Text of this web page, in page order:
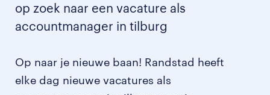
op zoek naar een vacature als
accountmanager in tilburg
Op naar je nieuwe baan! Randstad heeft
elke dag nieuwe vacatures als